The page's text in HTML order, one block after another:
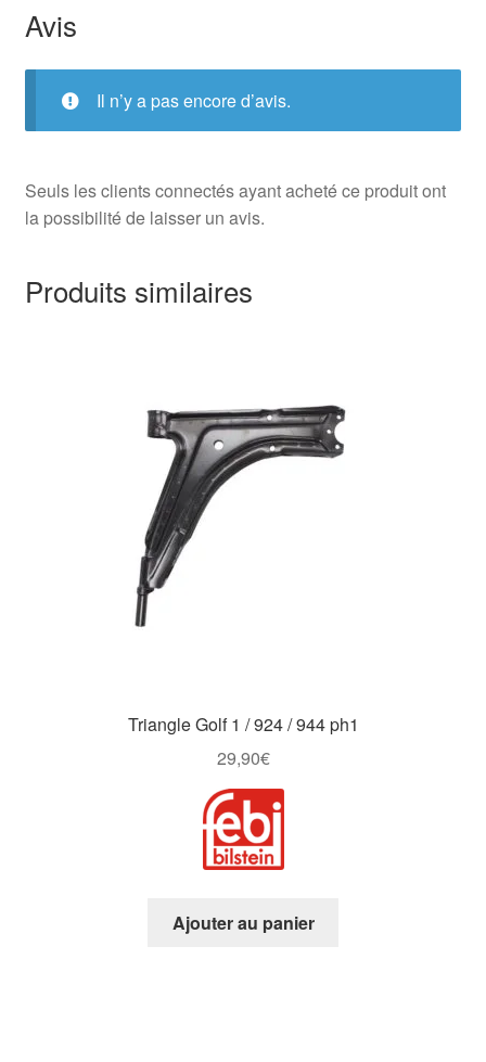
Avis
Il n’y a pas encore d’avis.
Seuls les clients connectés ayant acheté ce produit ont
la possibilité de laisser un avis.
Produits similaires
Triangle Golf 1 / 924 / 944 ph1
29,90€
Ajouter au panier